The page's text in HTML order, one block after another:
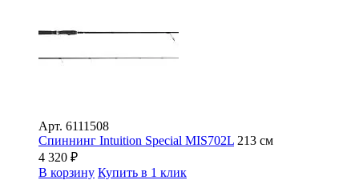
Арт. 6111508
Спиннинг Intuition Special MIS702L 213 см
4 320 ₽
В корзину Купить в 1 клик